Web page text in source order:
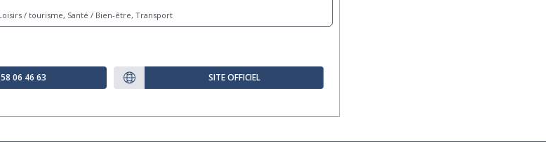
/ tourisme, Santé / Bien-être, Transport
06 46 63 SITE OFFICIEL